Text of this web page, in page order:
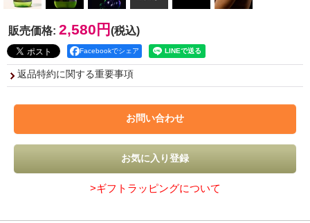
販売価格: 2,580円 (税込)
Facebookでシェア
返品特約に関する重要事項
>ギフトラッピングについて